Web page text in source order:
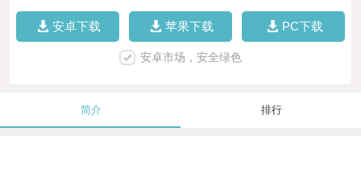
安卓下载 苹果下载 PC下载
安卓市场，安全绿色
简介 排行